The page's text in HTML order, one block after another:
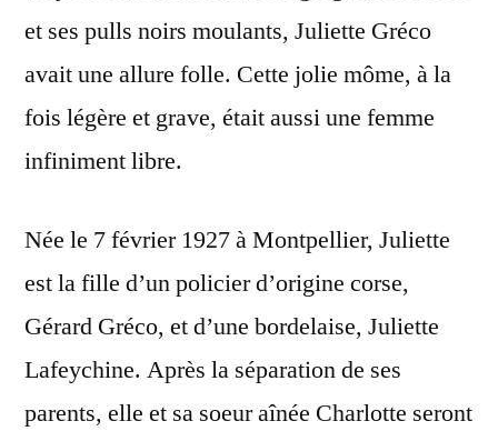
et ses pulls noirs moulants, Juliette Gréco
avait une allure folle. Cette jolie môme, à la
fois légère et grave, était aussi une femme
infiniment libre.
Née le 7 février 1927 à Montpellier, Juliette
est la fille d’un policier d’origine corse,
Gérard Gréco, et d’une bordelaise, Juliette
Lafeychine. Après la séparation de ses
parents, elle et sa soeur aînée Charlotte seront